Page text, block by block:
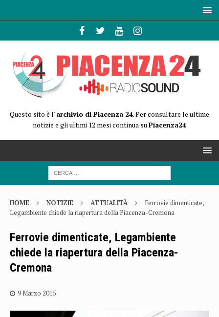
Questo sito è l'archivio di Piacenza 24. Per consultare le ultime
notizie e gli ultimi 12 mesi continua suPiacenza24
HOME NOTIZIE ATTUALITÀ
Ferrovie dimenticate,
Legambiente chiede la riapertura della Piacenza-Cremona
Ferrovie dimenticate, Legambiente
chiede la riapertura della Piacenza-
Cremona
9 Marzo 2015